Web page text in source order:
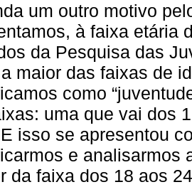
um outro motivo
à faixa etária
da Pesquisa das
maior das faixas de
como
uma que vai dos
isso se apresentou
e analisarmos
da faixa dos 18 aos